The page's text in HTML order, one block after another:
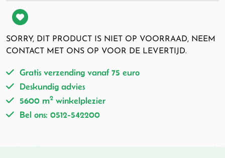
SORRY, DIT PRODUCT IS NIET OP VOORRAAD, NEEM
CONTACT MET ONS OP VOOR DE LEVERTIJD.
Gratis verzending vanaf 75 euro
Deskundig advies
5600 m2 winkelplezier
Bel ons: 0512-542200